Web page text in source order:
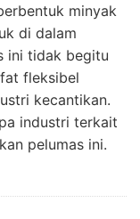
minyak
di dalam
ini tidak begitu
fleksibel
kecantikan.
industri terkait
pelumas ini.